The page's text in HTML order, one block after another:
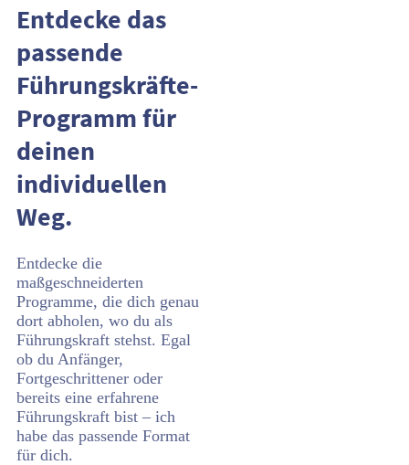
Entdecke das
passende
Führungskräfte-
Programm für
deinen
individuellen
Weg.
Entdecke die
maßgeschneiderten
Programme, die dich genau
dort abholen, wo du als
Führungskraft stehst. Egal
ob du Anfänger,
Fortgeschrittener oder
bereits eine erfahrene
Führungskraft bist – ich
habe das passende Format
für dich.